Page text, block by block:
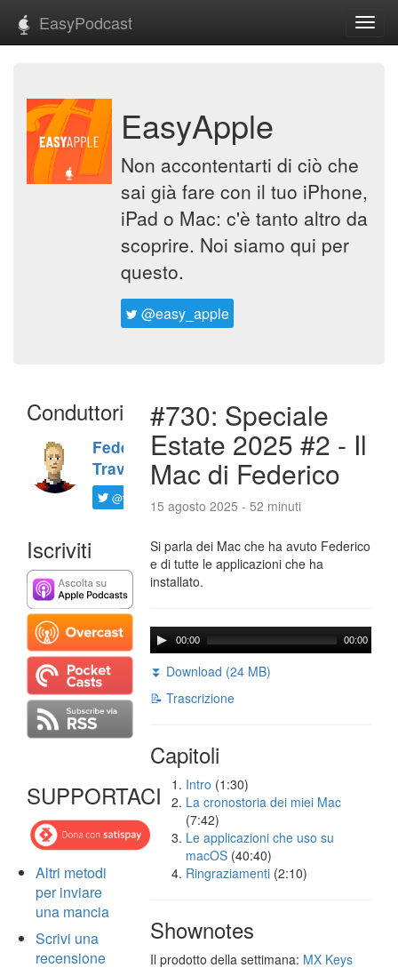
EasyPodcast
EasyApple
Non accontentarti di ciò che
sai già fare con il tuo iPhone,
iPad o Mac: c'è tanto altro da
scoprire. Noi siamo qui per
questo.
@easy_apple
Conduttori
Federico
Travaini
@ftrava
Iscriviti
SUPPORTACI
Altri metodi
per inviare
una mancia
Scrivi una
recensione
#730: Speciale
Estate 2025 #2 - Il
Mac di Federico
15 agosto 2025 - 52 minuti
Si parla dei Mac che ha avuto Federico
e di tutte le applicazioni che ha
installato.
00:00 00:00
⏬ Download (24 MB)
📝 Trascrizione
Capitoli
Intro (1:30)
La cronostoria dei miei Mac
(7:42)
Le applicazioni che uso su
macOS (40:40)
Ringraziamenti (2:10)
Shownotes
Il prodotto della settimana: MX Keys